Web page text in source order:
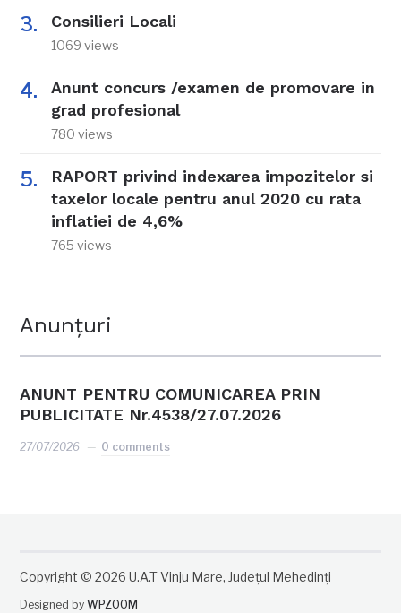
Consilieri Locali
1069 views
Anunt concurs /examen de promovare in
grad profesional
780 views
RAPORT privind indexarea impozitelor si
taxelor locale pentru anul 2020 cu rata
inflatiei de 4,6%
765 views
Anunțuri
ANUNT PENTRU COMUNICAREA PRIN
PUBLICITATE Nr.4538/27.07.2026
27/07/2026 0 comments
Copyright © 2026 U.A.T Vinju Mare, Județul Mehedinți
Designed byWPZOOM